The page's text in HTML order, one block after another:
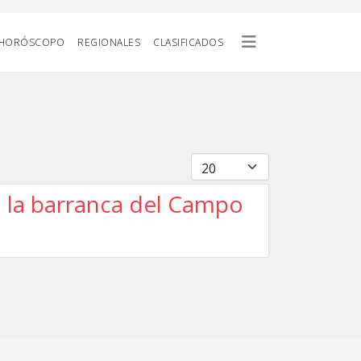
REGIONALES CLASIFICADOS
Cantidad
barranca del Campo